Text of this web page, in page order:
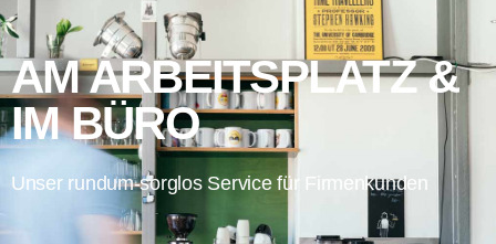
AM ARBEITSPLATZ &
IM BÜRO
Unser rundum-sorglos Service für Firmenkunden